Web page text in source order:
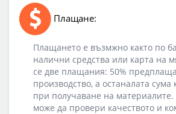
Плащане:
Плащането е възмжно както по
налични средства или карта на
се две плащания: 50%
производство, а останалата
при получаване на материалите.
може да провери качеството и